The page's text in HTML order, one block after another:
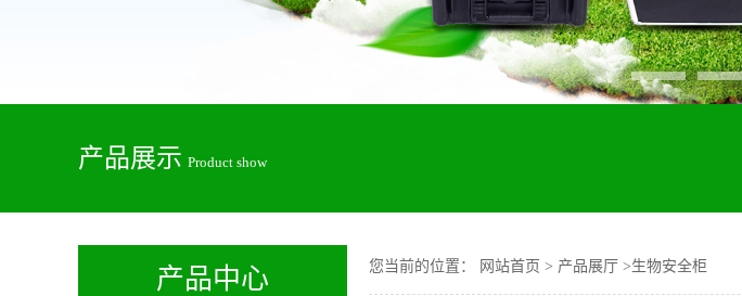
产品展示 Product show
产品中心 您当前的位置： 网站首页 > 产品展厅 >生物安全柜